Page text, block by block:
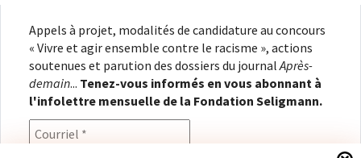
Appels à projet, modalités de candidature au concours
« Vivre et agir ensemble contre le racisme », actions
soutenues et parution des dossiers du journalAprès-
demain... Tenez-vous informés en vous abonnant à
l'infolettre mensuelle de la Fondation Seligmann.